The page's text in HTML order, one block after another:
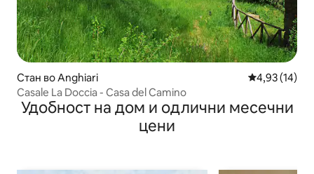
Стан во Anghiari Просечна
4,93 (14)
Casale La Doccia - Casa del Camino
Удобност на дом и одлични месечни
цени